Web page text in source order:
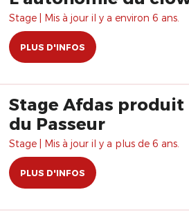
Stage | Mis à jour il y a environ 6 ans.
PLUS D'INFOS
Stage Afdas produit
du Passeur
Stage | Mis à jour il y a plus de 6 ans.
PLUS D'INFOS